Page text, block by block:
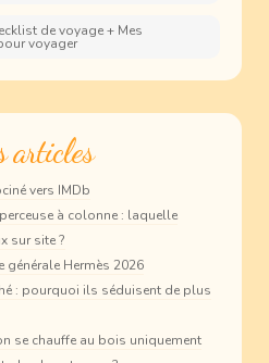
de voyage + Mes
voyager
articles
vers IMDb
à colonne : laquelle
sur site ?
générale Hermès 2026
: pourquoi ils séduisent de plus
se chauffe au bois uniquement